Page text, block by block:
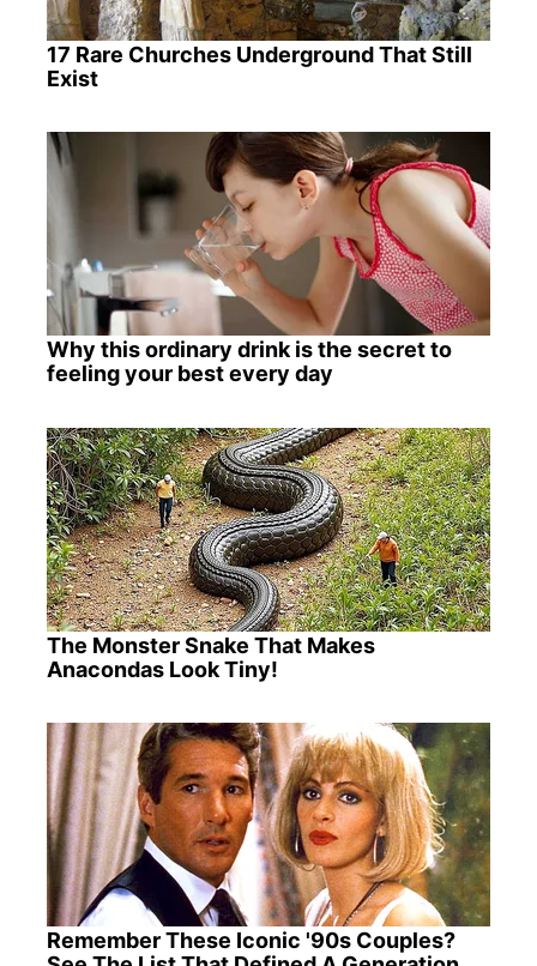
17 Rare Churches Underground That Still
Exist
Why this ordinary drink is the secret to
feeling your best every day
The Monster Snake That Makes
Anacondas Look Tiny!
Remember These Iconic '90s Couples?